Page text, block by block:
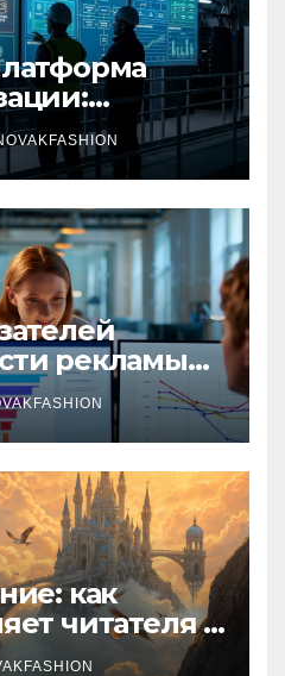
особенности
рекламы
точек
как
читателя и